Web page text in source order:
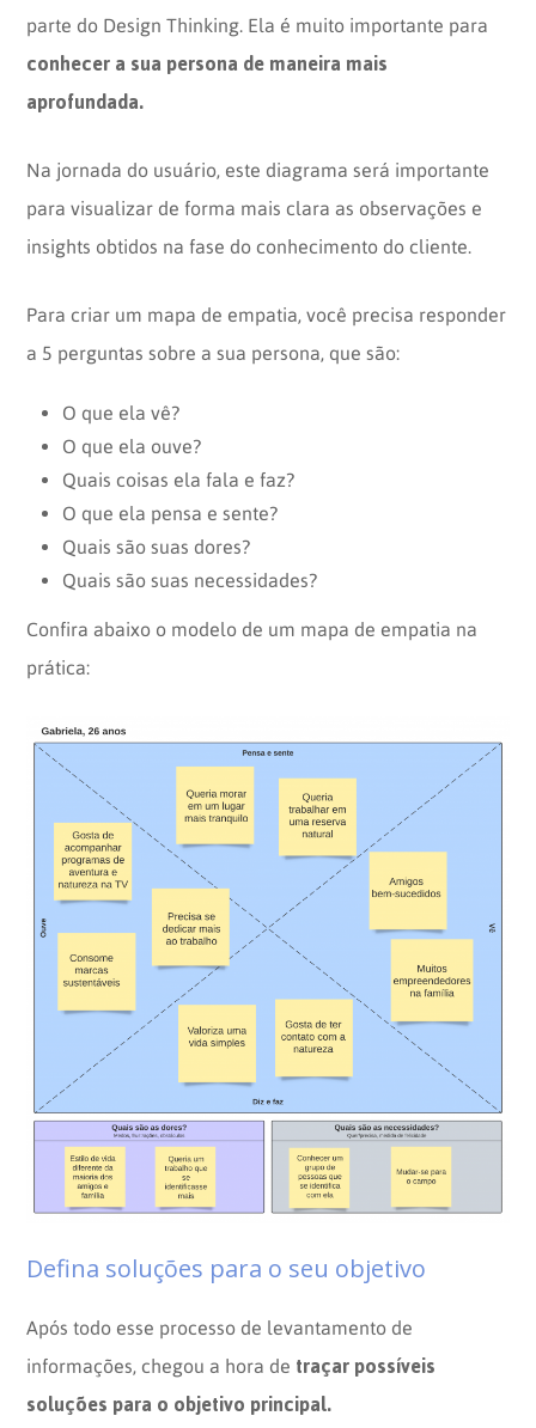
parte do Design Thinking. Ela é muito importante para
conhecer a sua persona de maneira mais
aprofundada.
Na jornada do usuário, este diagrama será importante
para visualizar de forma mais clara as observações e
insights obtidos na fase do conhecimento do cliente.
Para criar um mapa de empatia, você precisa responder
a 5 perguntas sobre a sua persona, que são:
O que ela vê?
O que ela ouve?
Quais coisas ela fala e faz?
O que ela pensa e sente?
Quais são suas dores?
Quais são suas necessidades?
Confira abaixo o modelo de um mapa de empatia na
prática:
Defina soluções para o seu objetivo
Após todo esse processo de levantamento de
informações, chegou a hora de traçar possíveis
soluções para o objetivo principal.